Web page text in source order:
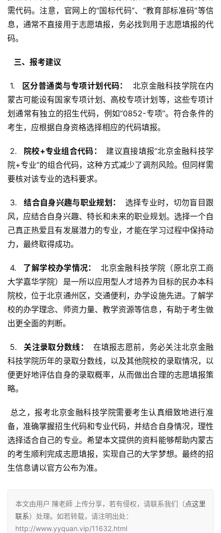
需代码。注意，官网上的“国标代码”、“教育部标准码”等信
息，通常不直接用于志愿填报，务必找到用于志愿填报的代
码。
  三、报考建议
1.
  区分普通类与专项计划代码：
北京金融科技学院在内
蒙古可能设有国家专项计划、高校专项计划等，这些专项计
划通常有独立的招生代码，例如“0852-专项”。符合条件的
考生，应根据自身资格选择相应的代码填报。
2.
  院校+专业组合代码：
建议直接填报“北京金融科技学
院+专业”的组合代码，这种方式减少了调剂风险。但同样需
要核对该专业的选科要求。
3.
  结合自身兴趣与职业规划：
选择专业时，切勿盲目跟
风，应结合自身兴趣、特长和未来的职业规划。选择一个自
己真正热爱且有发展潜力的专业，才能在学习过程中保持动
力，最终取得成功。
4.
  了解学校办学情况：
北京金融科技学院（原北京工商
大学嘉华学院）是一所以应用型人才培养为目标的民办本科
院校，位于北京通州区，交通便利，办学设施先进。了解学
校的办学理念、师资力量、教学资源等信息，有助于考生做
出更全面的判断。
5.
  关注录取分数线：
在填报志愿前，务必关注北京金融
科技学院历年的录取分数线，以及其他院校的录取情况，以
便更好地评估自身的录取概率，从而做出合理的志愿填报策
略。
备，准确掌握招生代码和专业代码，并结合自身情况，理性
选择适合自己的专业。希望本文提供的资料能够帮助内蒙古
的考生顺利完成志愿填报，实现自己的大学梦想。最终的招
生信息请以官方公布为准。
本文由用户 陳老師 上传分享，若有侵权，请联系我们（点这里
联系）处理。如若转载，请注明出处：
http://www.yyquan.vip/11632.html